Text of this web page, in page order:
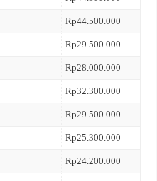
Rp44.500.000
Rp29.500.000
Rp28.000.000
Rp32.300.000
Rp29.500.000
Rp25.300.000
Rp24.200.000